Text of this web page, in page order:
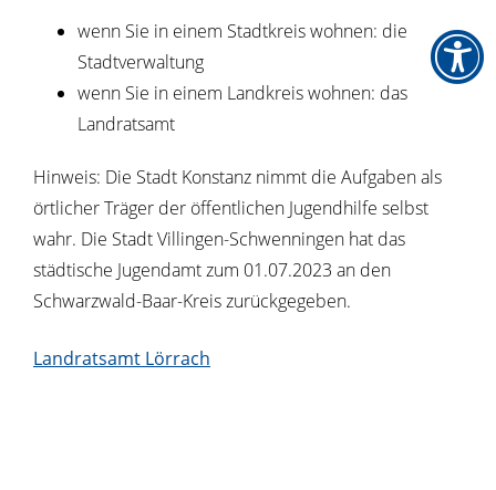
wenn Sie in einem Stadtkreis wohnen: die
Stadtverwaltung
wenn Sie in einem Landkreis wohnen: das
Landratsamt
Hinweis: Die Stadt Konstanz nimmt die Aufgaben als
örtlicher Träger der öffentlichen Jugendhilfe selbst
wahr. Die Stadt Villingen-Schwenningen hat das
städtische Jugendamt zum 01.07.2023 an den
Schwarzwald-Baar-Kreis zurückgegeben.
Landratsamt Lörrach